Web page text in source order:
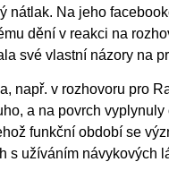
Na jeho
dění v reakci na
své vlastní názory na
např. v rozhovoru pro
a na povrch
funkční období se
s užíváním návykových